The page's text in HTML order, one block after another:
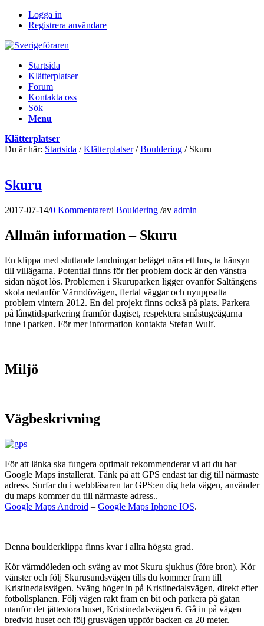
Logga in
Registrera användare
Startsida
Klätterplatser
Forum
Kontakta oss
Sök
Menu
Klätterplatser
Du är här: Startsida / Klätterplatser / Bouldering / Skuru
Skuru
2017-07-14/0 Kommentarer/i Bouldering /av admin
Allmän information – Skuru
En klippa med sluttande landningar beläget nära ett hus, ta hänsyn
till villägarna. Potential finns för fler problem dock är den vänstra
sidan något lös. Problemen i Skuruparken ligger ovanför Saltängens
skola nedanför Värmdövägen, flertal väggar och nyuppsatta
problem vintern 2012. En del projekt finns också på plats. Parkera
på långtidsparkering framför dagiset, respektera småstugeägarna
inne i parken. För mer information kontakta Stefan Wulf.
Miljö
Vägbeskrivning
För att länka ska fungera optimalt rekommenderar vi att du har
Google Maps installerat. Tänk på att GPS endast tar dig till närmaste
adress. Surfar du i webbläsaren tar GPS:en dig hela vägen, använder
du maps kommer du till närmaste adress..
Google Maps Android – Google Maps Iphone IOS.
Denna boulderklippa finns kvar i allra högsta grad.
Kör värmdöleden och sväng av mot Skuru sjukhus (före bron). Kör
vänster och följ Skurusundsvägen tills du kommer fram till
Kristinedalsvägen. Sväng höger in på Kristinedalsvägen, direkt efter
fotbollsplanen. Följ vägen rakt fram en bit och parkera på gatan
utanför det jättestora huset, Kristinedalsvägen 6. Gå in på vägen
bredvid huset och följ grusvägen uppför backen ca 20 meter.